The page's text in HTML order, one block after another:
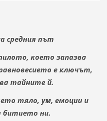
средния път
което запазва
е ключът,
тайните й.
тяло, ум, емоции и
битието ни.